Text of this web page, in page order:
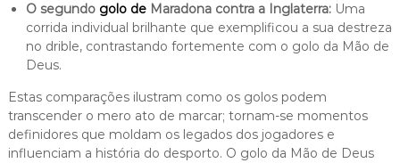
O segundo golo deMaradona contra a Inglaterra:Uma
corrida individual brilhante que exemplificou a sua destreza
no drible, contrastando fortemente com o golo da Mão de
Deus.
Estas comparações ilustram como os golos podem
transcender o mero ato de marcar; tornam-se momentos
definidores que moldam os legados dos jogadores e
influenciam a história do desporto. O golo da Mão de Deus